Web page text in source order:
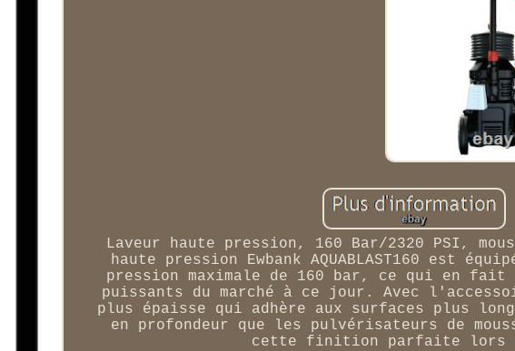
Laveur haute pression, 160 Bar/2320 PSI,
haute pression Ewbank AQUABLAST160 est
pression maximale de 160 bar, ce qui en
puissants du marché à ce jour. Avec
plus épaisse qui adhère aux surfaces plus
en profondeur que les pulvérisateurs de
cette finition parfaite lors